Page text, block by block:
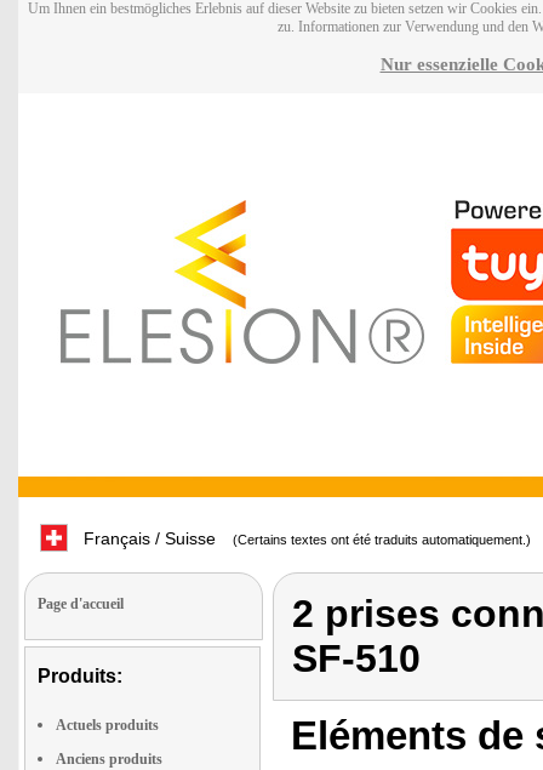
Um Ihnen ein bestmögliches Erlebnis auf dieser Website zu bieten setzen wir Cookies
zu. Informationen zur Verwendung und den
Nur essenzielle
Français / Suisse (Certains textes ont été traduits automatiquement.)
Page d'accueil
Produits:
Actuels produits
Anciens produits
2 prises
SF-510
Eléments